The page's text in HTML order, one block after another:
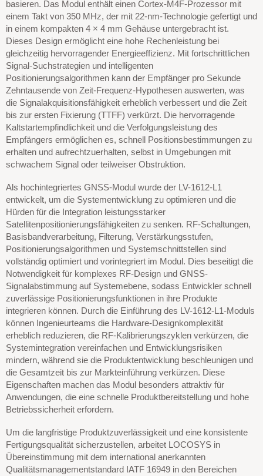
basieren. Das Modul enthält einen Cortex-M4F-Prozessor mit
einem Takt von 350 MHz, der mit 22-nm-Technologie gefertigt und
in einem kompakten 4 × 4 mm Gehäuse untergebracht ist.
Dieses Design ermöglicht eine hohe Rechenleistung bei
gleichzeitig hervorragender Energieeffizienz. Mit fortschrittlichen
Signal-Suchstrategien und intelligenten
Positionierungsalgorithmen kann der Empfänger pro Sekunde
Zehntausende von Zeit-Frequenz-Hypothesen auswerten, was
die Signalakquisitionsfähigkeit erheblich verbessert und die Zeit
bis zur ersten Fixierung (TTFF) verkürzt. Die hervorragende
Kaltstartempfindlichkeit und die Verfolgungsleistung des
Empfängers ermöglichen es, schnell Positionsbestimmungen zu
erhalten und aufrechtzuerhalten, selbst in Umgebungen mit
schwachem Signal oder teilweiser Obstruktion.
Als hochintegriertes GNSS-Modul wurde der LV-1612-L1
entwickelt, um die Systementwicklung zu optimieren und die
Hürden für die Integration leistungsstarker
Satellitenpositionierungsfähigkeiten zu senken. RF-Schaltungen,
Basisbandverarbeitung, Filterung, Verstärkungsstufen,
Positionierungsalgorithmen und Systemschnittstellen sind
vollständig optimiert und vorintegriert im Modul. Dies beseitigt die
Notwendigkeit für komplexes RF-Design und GNSS-
Signalabstimmung auf Systemebene, sodass Entwickler schnell
zuverlässige Positionierungsfunktionen in ihre Produkte
integrieren können. Durch die Einführung des LV-1612-L1-Moduls
können Ingenieurteams die Hardware-Designkomplexität
erheblich reduzieren, die RF-Kalibrierungszyklen verkürzen, die
Systemintegration vereinfachen und Entwicklungsrisiken
mindern, während sie die Produktentwicklung beschleunigen und
die Gesamtzeit bis zur Markteinführung verkürzen. Diese
Eigenschaften machen das Modul besonders attraktiv für
Anwendungen, die eine schnelle Produktbereitstellung und hohe
Betriebssicherheit erfordern.
Um die langfristige Produktzuverlässigkeit und eine konsistente
Fertigungsqualität sicherzustellen, arbeitet LOCOSYS in
Übereinstimmung mit dem international anerkannten
Qualitätsmanagementstandard IATF 16949 in den Bereichen